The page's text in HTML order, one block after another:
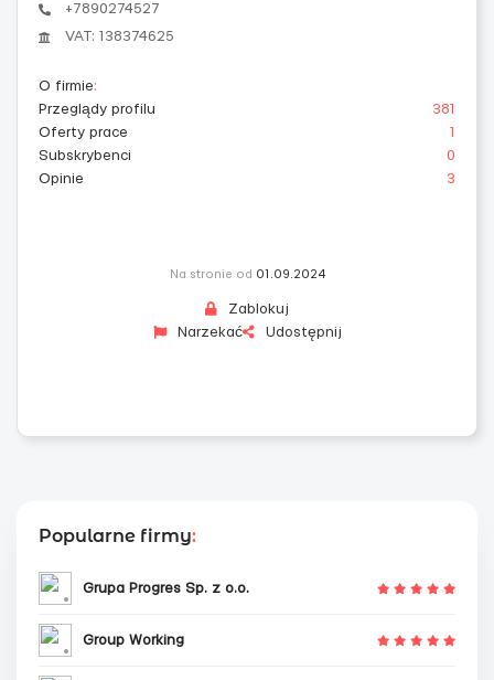
+7890274527
VAT: 138374625
O firmie:
Przeglądy profilu
381
Oferty prace
1
Subskrybenci
0
Opinie
3
Na stronie od 01.09.2024
Zablokuj
Narzekać
Udostępnij
Popularne firmy:
Grupa Progres Sp. z o.o.
Group Working